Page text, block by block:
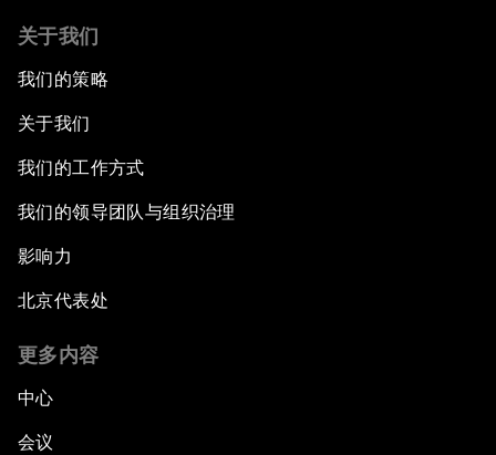
关于我们
我们的策略
关于我们
我们的工作方式
我们的领导团队与组织治理
影响力
北京代表处
更多内容
中心
会议